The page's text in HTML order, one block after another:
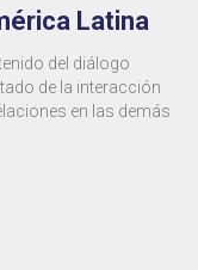
Latina
del diálogo
de la interacción
en las demás